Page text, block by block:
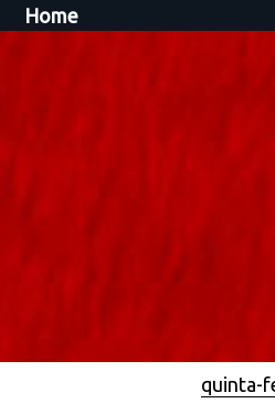
Home
quinta-